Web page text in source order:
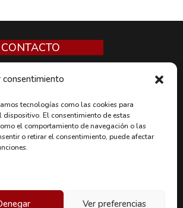
consentimiento
tecnologías como las cookies para
El consentimiento de estas
el comportamiento de navegación o las
o retirar el consentimiento, puede afectar
Ver preferencias
CONTACTO
Nave D-12
de Henares,